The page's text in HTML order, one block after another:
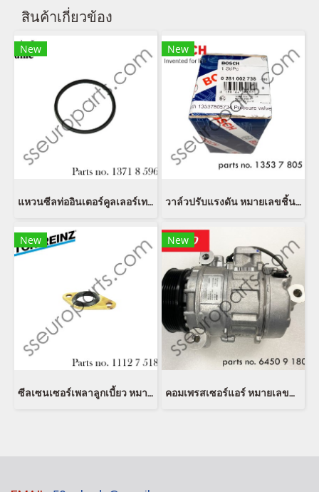
สินค้าเกี่ยวข้อง
New
แหวนซีลท่ออินเตอร์คูลเลอร์เทอร์โบ หมายเลขชิ้นส่วน: 13718596850 8596850 11618506786 8506786 11617801974 7801974 11618506785 8506785 11617801971 7801971
New
วาล์วปรับแรงดัน หมายเลขชิ้นส่วน: 13537805734 7805734 1353 7 805 734 Bosch 0281 002 738
New
ซีลเซนเซอร์เพลาลูกเบี้ยว หมายเลขชิ้นส่วน: 11127518420 7518420 11127512473 7512473 Victor Reinz 70-37333-00
New
คอมเพรสเซอร์แอร์ หมายเลขชิ้นส่วน: 64509180550 9180550 6450 9 180 550 Denso DCP05079